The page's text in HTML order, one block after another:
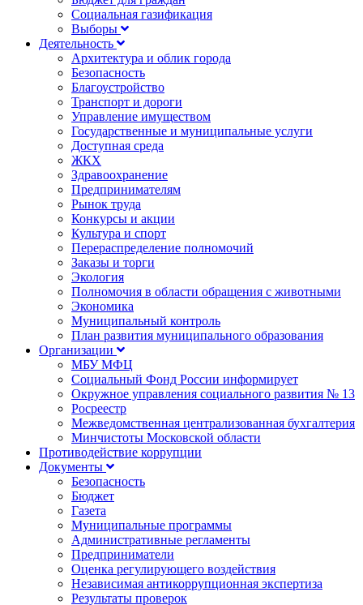
Социальная газификация
Выборы
Деятельность
Архитектура и облик города
Безопасность
Благоустройство
Транспорт и дороги
Управление имуществом
Государственные и муниципальные услуги
Доступная среда
ЖКХ
Здравоохранение
Предпринимателям
Рынок труда
Конкурсы и акции
Культура и спорт
Перераспределение полномочий
Заказы и торги
Экология
Полномочия в области обращения с животными
Экономика
Муниципальный контроль
План развития муниципального образования
Организации
МБУ МФЦ
Социальный Фонд России информирует
Окружное управления социального развития № 13
Росреестр
Межведомственная централизованная бухгалтерия
Минчистоты Московской области
Противодействие коррупции
Документы
Безопасность
Бюджет
Газета
Муниципальные программы
Административные регламенты
Предприниматели
Оценка регулирующего воздействия
Независимая антикоррупционная экспертиза
Результаты проверок